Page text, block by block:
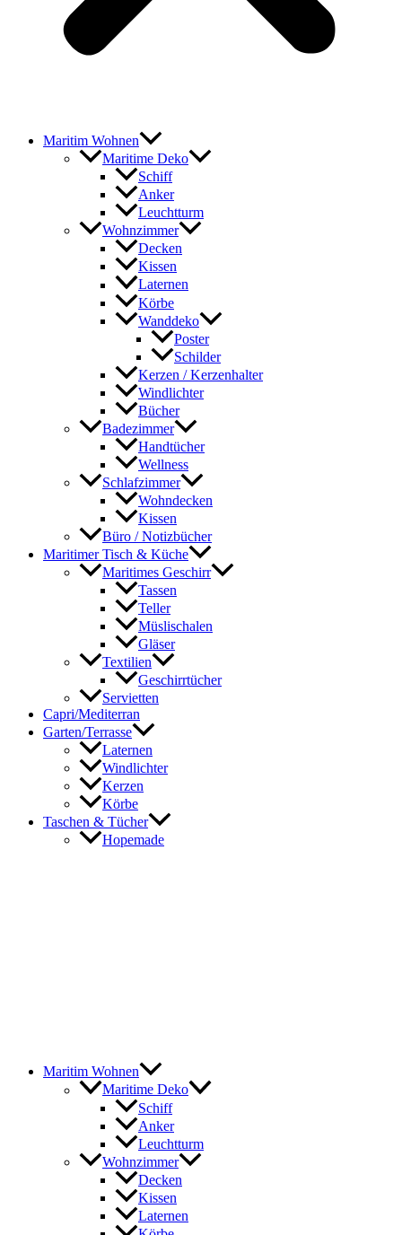
Maritim Wohnen
Maritime Deko
Schiff
Anker
Leuchtturm
Wohnzimmer
Decken
Kissen
Laternen
Körbe
Wanddeko
Poster
Schilder
Kerzen / Kerzenhalter
Windlichter
Bücher
Badezimmer
Handtücher
Wellness
Schlafzimmer
Wohndecken
Kissen
Büro / Notizbücher
Maritimer Tisch & Küche
Maritimes Geschirr
Tassen
Teller
Müslischalen
Gläser
Textilien
Geschirrtücher
Servietten
Capri/Mediterran
Garten/Terrasse
Laternen
Windlichter
Kerzen
Körbe
Taschen & Tücher
Hopemade
Maritim Wohnen
Maritime Deko
Schiff
Anker
Leuchtturm
Wohnzimmer
Decken
Kissen
Laternen